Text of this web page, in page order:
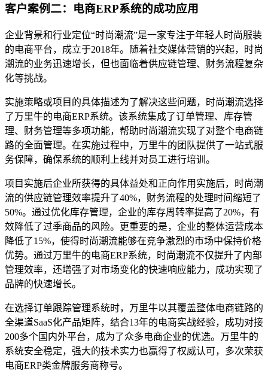
客户案例二：电商ERP系统的成功应用
企业背景和行业定位“时尚潮流”是一家专注于年轻人时尚服装
的电商平台，成立于2018年。随着社交媒体营销的兴起，时尚
潮流的业务迅速增长，但也面临着供应链管理、财务流程复杂
化等挑战。
实施策略或项目的具体描述为了解决这些问题，时尚潮流选择
了万里牛的电商ERP系统。该系统集成了订单管理、库存管
理、财务管理等多项功能，帮助时尚潮流实现了对整个电商链
路的全面管理。在实施过程中，万里牛的团队提供了一站式服
务保障，确保系统的顺利上线并对员工进行培训。
项目实施后企业所获得的具体益处和正向作用实施后，时尚潮
流的供应链管理效率提升了40%，财务流程的处理时间缩短了
50%。通过优化库存管理，企业的库存周转率提高了20%，有
效降低了过季商品的风险。更重要的是，企业的整体运营成本
降低了15%，使得时尚潮流能够在竞争激烈的市场中保持价格
优势。通过万里牛的电商ERP系统，时尚潮流不仅提升了内部
管理效率，还增强了对市场变化的快速响应能力，成功实现了
品牌的快速增长。
在选择订单跟踪管理系统时，万里牛以其覆盖整体电商链路的
全渠道SaaS化产品矩阵，结合13年的电商实战经验，成功对接
200多个国内外平台，成为了众多电商企业的优选。万里牛的
系统安全稳定，强大的技术实力也赢得了权威认可，多次荣获
电商ERP类金牌服务商称号。